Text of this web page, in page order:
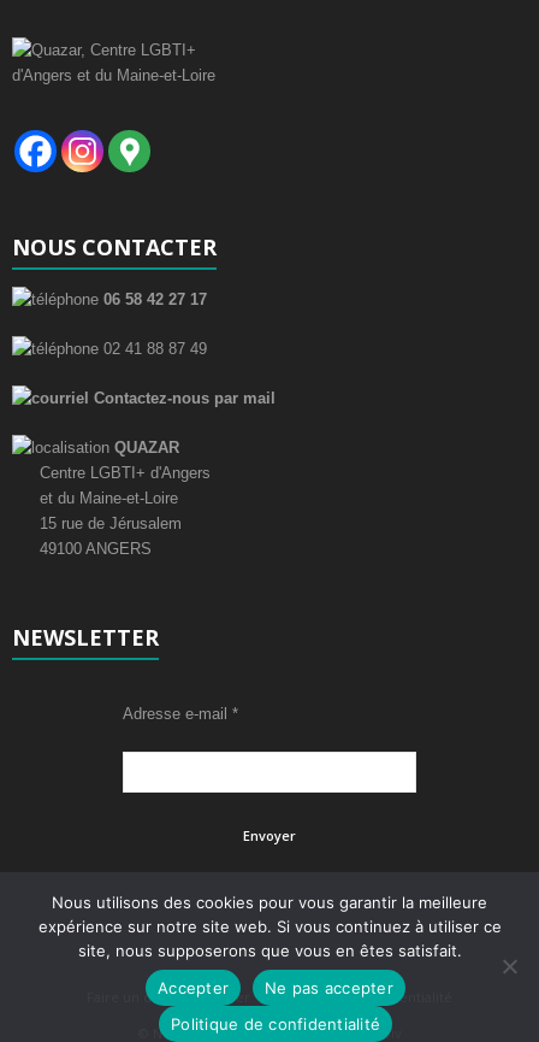
NOUS CONTACTER
06 58 42 27 17
02 41 88 87 49
Contactez-nous par mail
QUAZAR
Centre LGBTI+ d'Angers
et du Maine-et-Loire
15 rue de Jérusalem
49100 ANGERS
NEWSLETTER
Adresse e-mail *
Faire un don Adhérer
Politique de confidentialité
© Newsmag WordPress Theme by tagDiv
Nous utilisons des cookies pour vous garantir la meilleure
expérience sur notre site web. Si vous continuez à utiliser ce
site, nous supposerons que vous en êtes satisfait.
Accepter
Ne pas accepter
Politique de confidentialité